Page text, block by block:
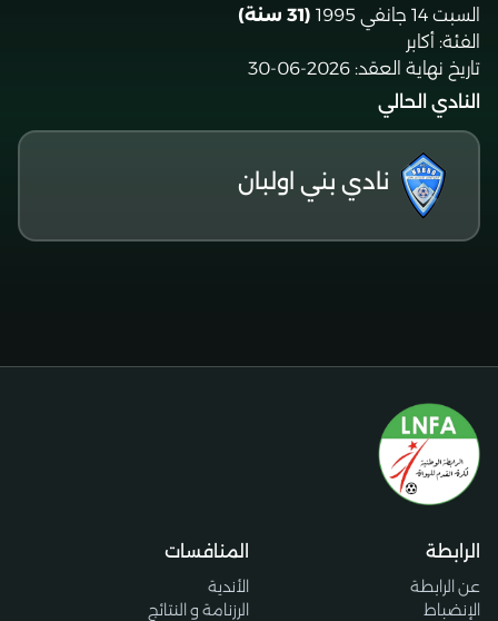
السبت 14 جانفي 1995
(31 سنة)
الفئة: أكابر
تاريخ نهاية العقد: 2026-06-30
النادي الحالي
نادي بني اولبان
الرابطة
عن الرابطة
الإنضباط
المنافسات
الأندية
الرزنامة و النتائج